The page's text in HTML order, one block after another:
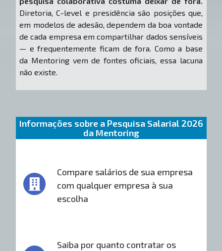
Diretoria, C-level e presidência são posições que,
em modelos de adesão, dependem da boa vontade
de cada empresa em compartilhar dados sensíveis
— e frequentemente ficam de fora. Como a base
da Mentoring vem de fontes oficiais, essa lacuna
não existe.
Informações sobre a Pesquisa Salarial 2026
da Mentoring
Compare salários de sua empresa
com qualquer empresa à sua
escolha
Saiba por quanto contratar os